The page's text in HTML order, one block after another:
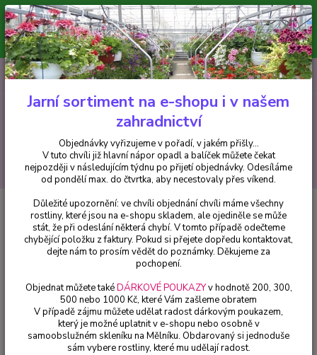
Minimální hodnota pro odeslání z e-shopu je 300 Kč.
V tuto chvíli již hlavní nápor objednávek opadl a balíček můžete čekat
nejpozději v následujícím týdnu po přijetí objednávky. Objednávky
vyřizujeme v pořadí, v jakém přišly...
CZK
Hledat
+420 602 223 614 0ks
za0 Kč
Trvalky Salvia numerosa šalvěj hajní
Salvia numerosa šalvěj hajní
Jarní sortiment na e-shopu i v našem
zahradnictví
Objednávky vyřizujeme v pořadí, v jakém přišly...
V tuto chvíli již hlavní nápor opadl a balíček můžete čekat
nejpozději v následujícím týdnu po přijetí objednávky. Odesíláme
od pondělí max. do čtvrtka, aby necestovaly přes víkend.
Důležité upozornění: ve chvíli objednání chvíli máme všechny
rostliny, které jsou na e-shopu skladem, ale ojediněle se může
stát, že při odeslání některá chybí. V tomto případě odečteme
chybějící položku z faktury. Pokud si přejete dopředu kontaktovat,
dejte nám to prosím vědět do poznámky. Děkujeme za
pochopení.
Objednat můžete takéDÁRKOVÉ POUKAZYv hodnotě 200, 300,
500 nebo 1000 Kč, které Vám zašleme obratem
V případě zájmu můžete udělat radost dárkovým poukazem,
který je možné uplatnit v e-shopu nebo osobně v
samoobslužném skleníku na Mělníku. Obdarovaný si jednoduše
sám vybere rostliny, které mu udělají radost.